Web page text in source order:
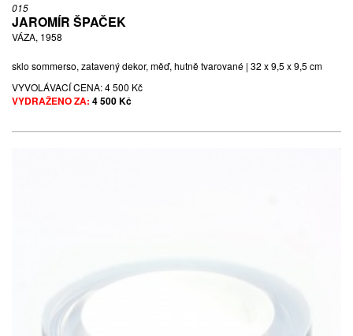
015
JAROMÍR ŠPAČEK
VÁZA, 1958
sklo sommerso, zatavený dekor, měď, hutně tvarované | 32 x 9,5 x 9,5 cm
VYVOLÁVACÍ CENA:4 500 Kč
VYDRAŽENO ZA: 4 500 Kč